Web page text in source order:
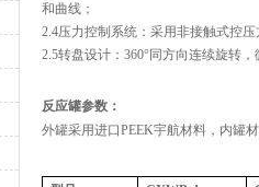
和曲线；
2.4压力控制系统：采用非接触式控
2.5转盘设计：360°同方向连续旋转
反应罐参数：
外罐采用进口PEEK宇航材料，内罐